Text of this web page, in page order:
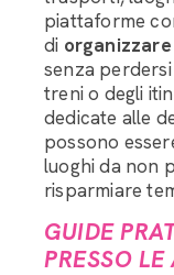
piattaforme
di
senza
treni o degli
dedicate alle
possono
luoghi da non
risparmiare
GUIDE
PRESSO